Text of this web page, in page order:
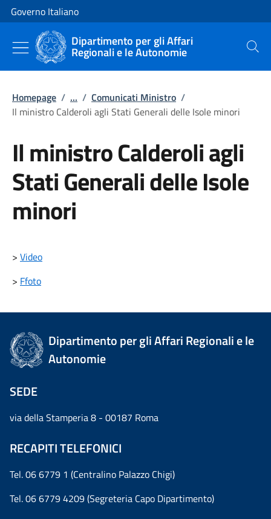
Vai al contenuto
Vai alla navigazione del sito
Governo Italiano
Dipartimento per gli Affari
Regionali e le Autonomie Cerca
Homepage / ... / Comunicati Ministro /
Il ministro Calderoli agli Stati Generali delle Isole minori
Il ministro Calderoli agli
Stati Generali delle Isole
minori
> Video
> Ffoto
Dipartimento per gli Affari Regionali e le
Autonomie
SEDE
via della Stamperia 8 - 00187 Roma
RECAPITI TELEFONICI
Tel. 06 6779 1 (Centralino Palazzo Chigi)
Tel. 06 6779 4209 (Segreteria Capo Dipartimento)